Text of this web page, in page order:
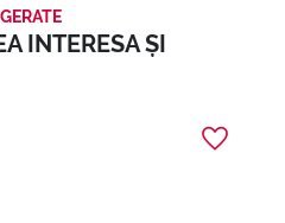
INTERESA ȘI